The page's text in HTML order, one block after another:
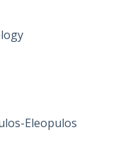
Eleopulos